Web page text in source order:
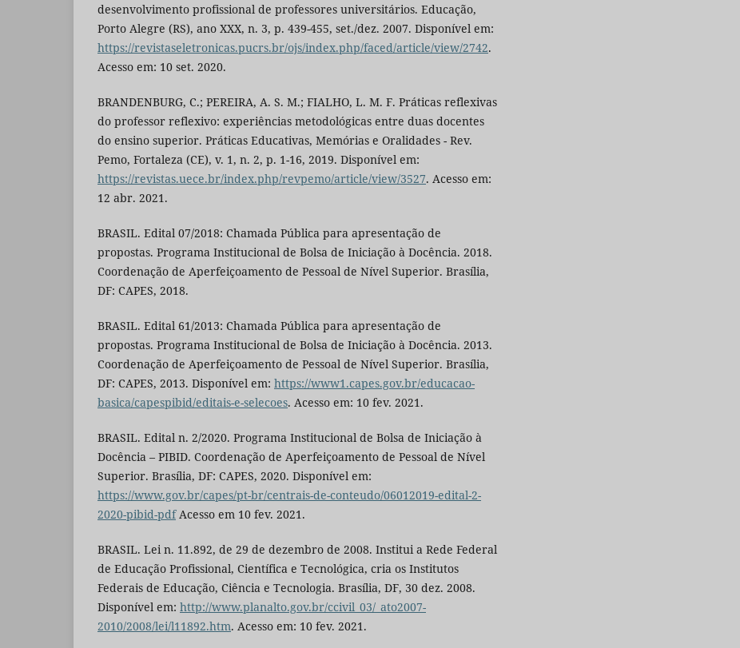
desenvolvimento profissional de professores universitários. Educação,
Porto Alegre (RS), ano XXX, n. 3, p. 439-455, set./dez. 2007. Disponível em:
https://revistaseletronicas.pucrs.br/ojs/index.php/faced/article/view/2742.
Acesso em: 10 set. 2020.
BRANDENBURG, C.; PEREIRA, A. S. M.; FIALHO, L. M. F. Práticas reflexivas
do professor reflexivo: experiências metodológicas entre duas docentes
do ensino superior. Práticas Educativas, Memórias e Oralidades - Rev.
Pemo, Fortaleza (CE), v. 1, n. 2, p. 1-16, 2019. Disponível em:
https://revistas.uece.br/index.php/revpemo/article/view/3527. Acesso em:
12 abr. 2021.
BRASIL. Edital 07/2018: Chamada Pública para apresentação de
propostas. Programa Institucional de Bolsa de Iniciação à Docência. 2018.
Coordenação de Aperfeiçoamento de Pessoal de Nível Superior. Brasília,
DF: CAPES, 2018.
BRASIL. Edital 61/2013: Chamada Pública para apresentação de
propostas. Programa Institucional de Bolsa de Iniciação à Docência. 2013.
Coordenação de Aperfeiçoamento de Pessoal de Nível Superior. Brasília,
DF: CAPES, 2013. Disponível em: https://www1.capes.gov.br/educacao-
basica/capespibid/editais-e-selecoes. Acesso em: 10 fev. 2021.
BRASIL. Edital n. 2/2020. Programa Institucional de Bolsa de Iniciação à
Docência – PIBID. Coordenação de Aperfeiçoamento de Pessoal de Nível
Superior. Brasília, DF: CAPES, 2020. Disponível em:
https://www.gov.br/capes/pt-br/centrais-de-conteudo/06012019-edital-2-
2020-pibid-pdfAcesso em 10 fev. 2021.
BRASIL. Lei n. 11.892, de 29 de dezembro de 2008. Institui a Rede Federal
de Educação Profissional, Científica e Tecnológica, cria os Institutos
Federais de Educação, Ciência e Tecnologia. Brasília, DF, 30 dez. 2008.
Disponível em: http://www.planalto.gov.br/ccivil_03/_ato2007-
2010/2008/lei/l11892.htm. Acesso em: 10 fev. 2021.